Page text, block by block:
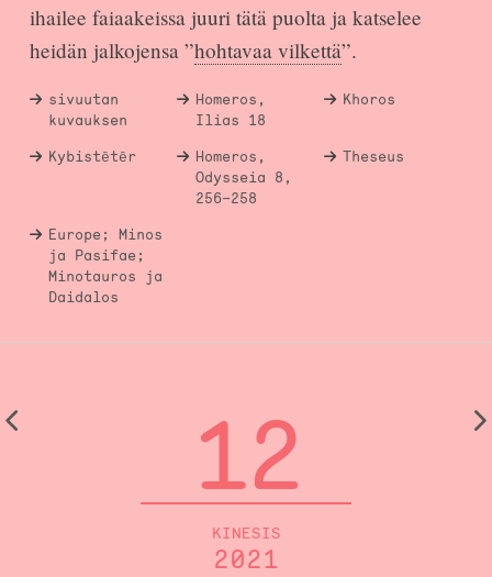
ihailee faiaakeissa juuri tätä puolta ja katselee
heidän jalkojensa ”hohtavaa vilkettä”.
sivuutan
kuvauksen
Homeros,
Ilias 18
Khoros
Kybistētēr
Homeros,
Odysseia 8,
256–258
Theseus
Europe; Minos
ja Pasifae;
Minotauros ja
Daidalos
12
KINESIS
2021